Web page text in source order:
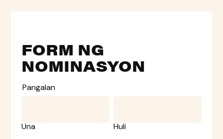
FORM NG
NOMINASYON
Pangalan
Una
Huli